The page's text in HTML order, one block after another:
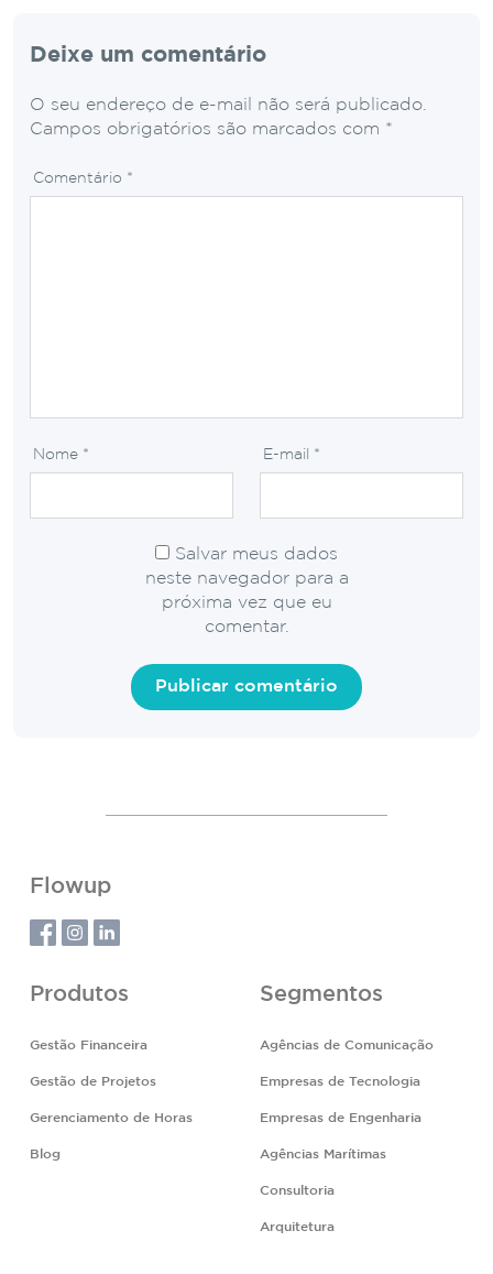
Deixe um comentário
O seu endereço de e-mail não será publicado.
Campos obrigatórios são marcados com *
Comentário *
Nome * E-mail *
Salvar meus dados
neste navegador para a
próxima vez que eu
comentar.
Flowup
Produtos
Gestão Financeira
Gestão de Projetos
Gerenciamento de Horas
Blog
Segmentos
Agências de Comunicação
Empresas de Tecnologia
Empresas de Engenharia
Agências Marítimas
Consultoria
Arquitetura